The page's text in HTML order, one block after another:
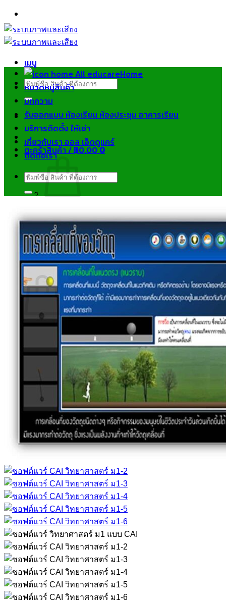
ข้าม
ไป
ยัง
เมนู
ค้นหา:
ตะกร้าสินค้า /฿0.000
ไม่มีสินค้าในตะกร้า
กลับสู่หน้าร้านค้า
0
ตะกร้าสินค้า
ไม่มีสินค้าในตะกร้า
กลับสู่หน้าร้านค้า
Home
หมวดหมู่สินค้า
บทความ
รับออกแบบ ห้องเรียน ห้องประชุม อาคารเรียน
บริการติดตั้ง ให้เช่า
เกี่ยวกับเรา ออล เอ็ดดูแคร์
ติดต่อเรา
ค้นหา: